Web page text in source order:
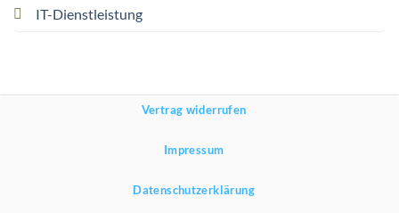
IT-Dienstleistung
Vertrag widerrufen
Impressum
Datenschutzerklärung